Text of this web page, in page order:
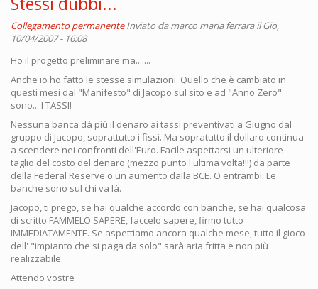
Collegamento permanente Inviato damarco maria ferrarail Gio,
10/04/2007 - 16:08
Ho il progetto preliminare ma.......
Anche io ho fatto le stesse simulazioni. Quello che è cambiato in
questi mesi dal "Manifesto" di Jacopo sul sito e ad "Anno Zero"
sono... I TASSI!
Nessuna banca dà più il denaro ai tassi preventivati a Giugno dal
gruppo di Jacopo, soprattutto i fissi. Ma sopratutto il dollaro continua
a scendere nei confronti dell'Euro. Facile aspettarsi un ulteriore
taglio del costo del denaro (mezzo punto l'ultima volta!!!) da parte
della Federal Reserve o un aumento dalla BCE. O entrambi. Le
banche sono sul chi va là.
Jacopo, ti prego, se hai qualche accordo con banche, se hai qualcosa
di scritto FAMMELO SAPERE, faccelo sapere, firmo tutto
IMMEDIATAMENTE. Se aspettiamo ancora qualche mese, tutto il gioco
dell' "impianto che si paga da solo" sarà aria fritta e non più
realizzabile.
Attendo vostre